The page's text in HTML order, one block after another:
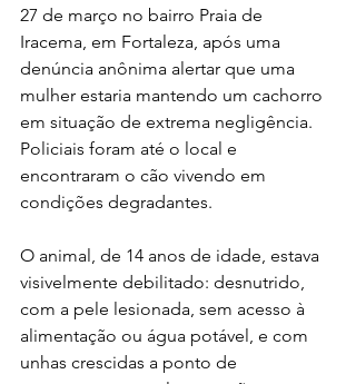
27 de março no bairro Praia de
Iracema, em Fortaleza, após uma
denúncia anônima alertar que uma
mulher estaria mantendo um cachorro
em situação de extrema negligência.
Policiais foram até o local e
encontraram o cão vivendo em
condições degradantes.
O animal, de 14 anos de idade, estava
visivelmente debilitado: desnutrido,
com a pele lesionada, sem acesso à
alimentação ou água potável, e com
unhas crescidas a ponto de